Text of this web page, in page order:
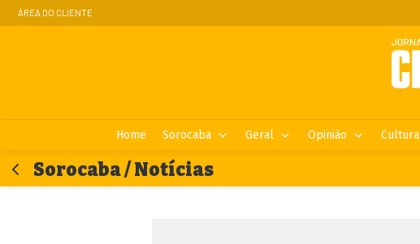
ÁREA DO CLIENTE
Home Sorocaba Geral Opinião Cultura
Sorocaba / Notícias